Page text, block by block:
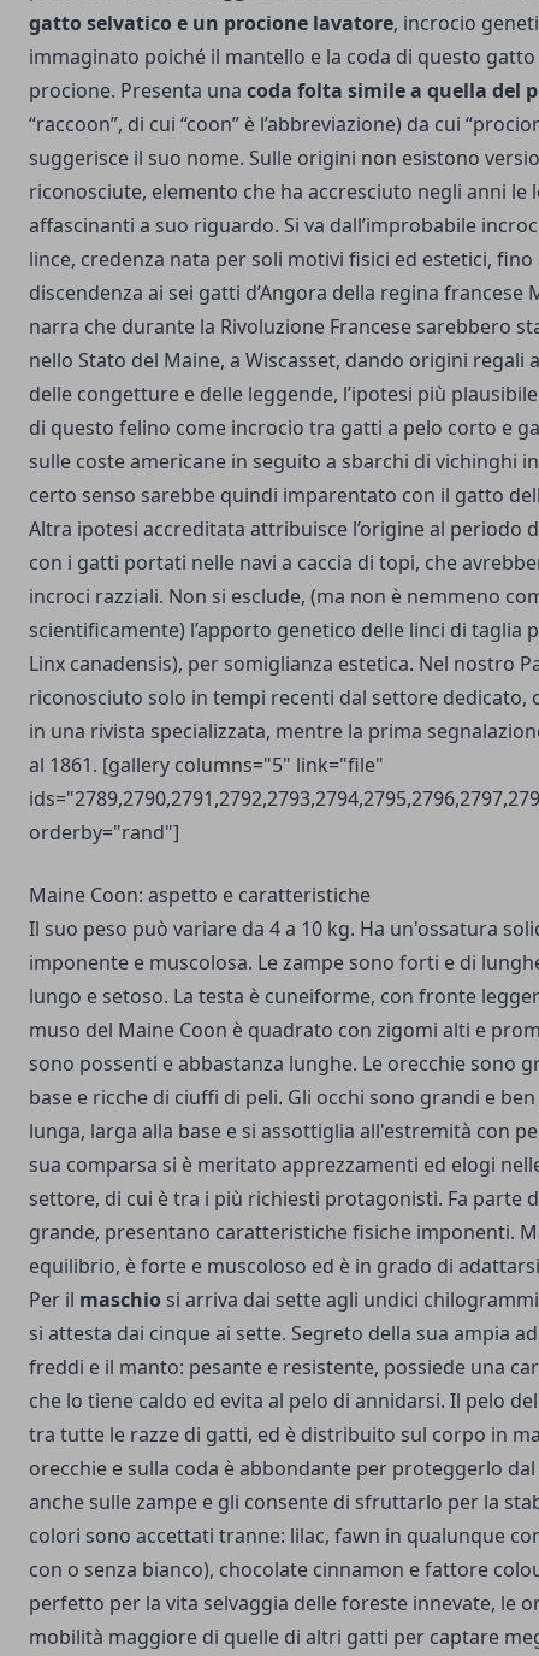
gatto selvatico e un procione lavatore, incrocio
immaginato poiché il mantello e la coda di questo
procione. Presenta una coda folta simile a quella del
“raccoon”, di cui “coon” è l’abbreviazione) da cui
suggerisce il suo nome. Sulle origini non esistono
riconosciute, elemento che ha accresciuto negli anni le
affascinanti a suo riguardo. Si va dall’improbabile
lince, credenza nata per soli motivi fisici ed estetici,
discendenza ai sei gatti d’Angora della regina francese
narra che durante la Rivoluzione Francese sarebbero
nello Stato del Maine, a Wiscasset, dando origini regali
delle congetture e delle leggende, l’ipotesi più
di questo felino come incrocio tra gatti a pelo corto e
sulle coste americane in seguito a sbarchi di vichinghi
certo senso sarebbe quindi imparentato con il gatto
Altra ipotesi accreditata attribuisce l’origine al periodo
con i gatti portati nelle navi a caccia di topi, che
incroci razziali. Non si esclude, (ma non è nemmeno
scientificamente) l’apporto genetico delle linci di taglia
Linx canadensis), per somiglianza estetica. Nel nostro
riconosciuto solo in tempi recenti dal settore dedicato,
in una rivista specializzata, mentre la prima
al 1861. [gallery columns="5" link="file"
orderby="rand"]
Maine Coon: aspetto e caratteristiche
Il suo peso può variare da 4 a 10 kg. Ha un'ossatura
imponente e muscolosa. Le zampe sono forti e di
lungo e setoso. La testa è cuneiforme, con fronte
muso del Maine Coon è quadrato con zigomi alti e
sono possenti e abbastanza lunghe. Le orecchie sono
base e ricche di ciuffi di peli. Gli occhi sono grandi e
lunga, larga alla base e si assottiglia all'estremità con
sua comparsa si è meritato apprezzamenti ed elogi
settore, di cui è tra i più richiesti protagonisti. Fa parte
grande, presentano caratteristiche fisiche imponenti.
equilibrio, è forte e muscoloso ed è in grado di
Per il maschio si arriva dai sette agli undici
si attesta dai cinque ai sette. Segreto della sua ampia
freddi e il manto: pesante e resistente, possiede una
che lo tiene caldo ed evita al pelo di annidarsi. Il pelo
tra tutte le razze di gatti, ed è distribuito sul corpo in
orecchie e sulla coda è abbondante per proteggerlo
anche sulle zampe e gli consente di sfruttarlo per la
colori sono accettati tranne: lilac, fawn in qualunque
con o senza bianco), chocolate cinnamon e fattore
perfetto per la vita selvaggia delle foreste innevate, le
mobilità maggiore di quelle di altri gatti per captare